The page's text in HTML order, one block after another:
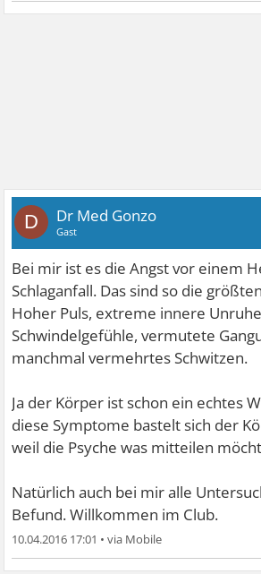
D Dr Med Gonzo
Gast
Bei mir ist es die Angst vor einem
Schlaganfall. Das sind so die
Hoher Puls, extreme innere
Schwindelgefühle, vermutete
manchmal vermehrtes Schwitzen.
Ja der Körper ist schon ein echtes
diese Symptome bastelt sich der
weil die Psyche was mitteilen
Natürlich auch bei mir alle
Befund. Willkommen im Club.
10.04.2016 17:01 •